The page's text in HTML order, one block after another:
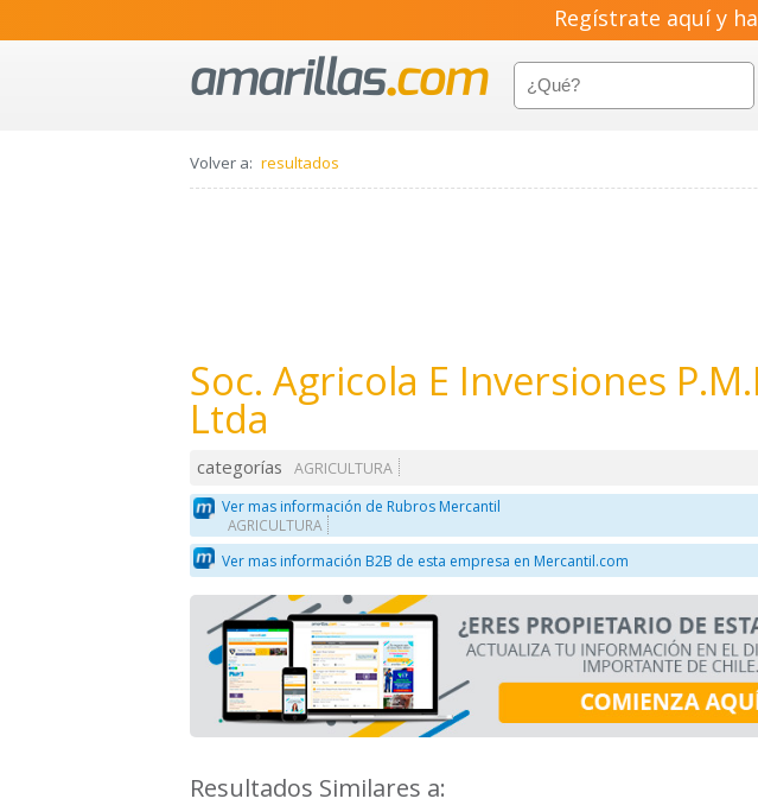
Regístrate aquí y
Volver a: resultados
Soc. Agricola E Inversiones
Ltda
categorías
AGRICULTURA
Ver mas información de Rubros Mercantil
AGRICULTURA
Ver mas información B2B de esta empresa en Mercantil.com
Resultados Similares a: